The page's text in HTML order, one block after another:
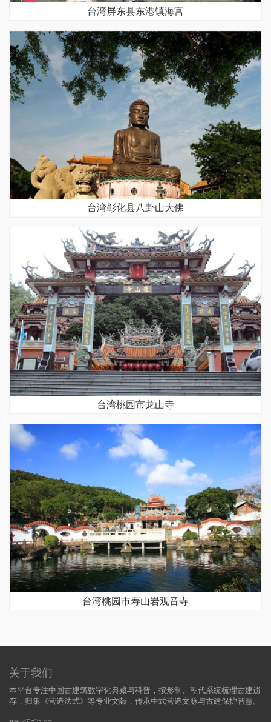
台湾屏东县东港镇海宫
台湾彰化县八卦山大佛
台湾桃园市龙山寺
台湾桃园市寿山岩观音寺
关于我们
本平台专注中国古建筑数字化典藏与科普，按形制、朝代系统梳理古建遗
存，归集《营造法式》等专业文献，传承中式营造文脉与古建保护智慧。